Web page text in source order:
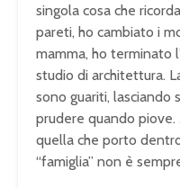
singola cosa che
pareti, ho cambiato i
mamma, ho terminato
studio di architettura.
sono guariti, lasciando
prudere quando piove.
quella che porto
“famiglia” non è